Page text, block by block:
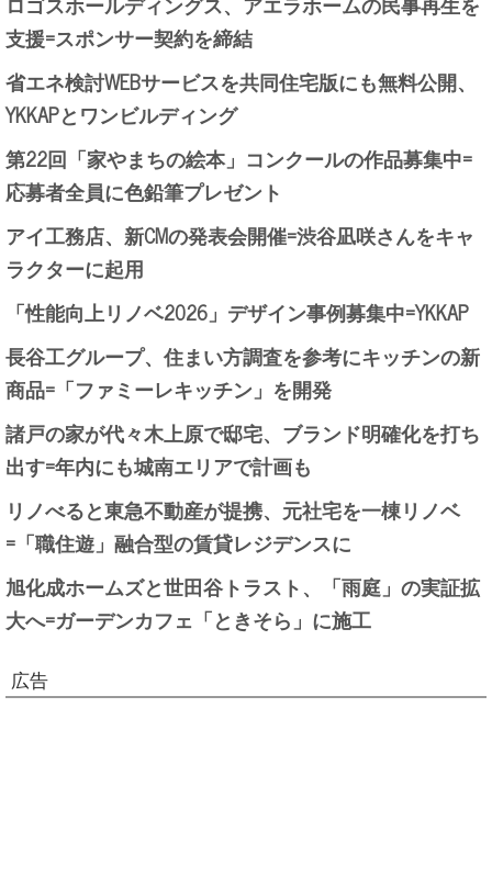
支援=スポンサー契約を締結
省エネ検討WEBサービスを共同住宅版にも無料公開、
YKKAPとワンビルディング
第22回「家やまちの絵本」コンクールの作品募集中=
応募者全員に色鉛筆プレゼント
アイ工務店、新CMの発表会開催=渋谷凪咲さんをキャ
ラクターに起用
「性能向上リノベ2026」デザイン事例募集中=YKKAP
長谷工グループ、住まい方調査を参考にキッチンの新
商品=「ファミーレキッチン」を開発
諸戸の家が代々木上原で邸宅、ブランド明確化を打ち
出す=年内にも城南エリアで計画も
リノべると東急不動産が提携、元社宅を一棟リノベ
=「職住遊」融合型の賃貸レジデンスに
旭化成ホームズと世田谷トラスト、「雨庭」の実証拡
大へ=ガーデンカフェ「ときそら」に施工
広告